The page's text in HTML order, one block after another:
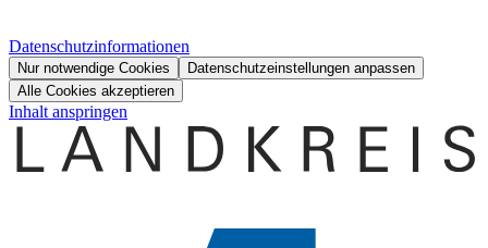
Datenschutzinformationen
Nur notwendige Cookies
Datenschutzeinstellungen anpassen
Alle Cookies akzeptieren
Inhalt anspringen